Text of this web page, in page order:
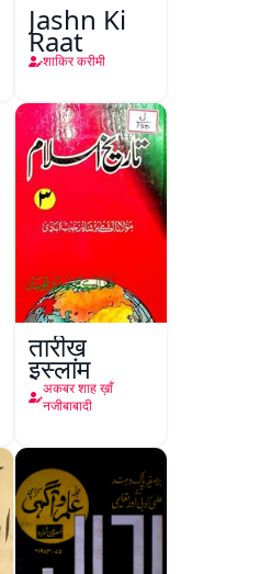
Jashn Ki
Raat
शाकिर करीमी
तारीख़
इस्लाम
अकबर शाह ख़ाँ
नजीबाबादी